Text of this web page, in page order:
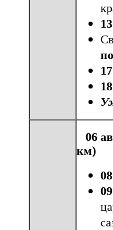
06
км)